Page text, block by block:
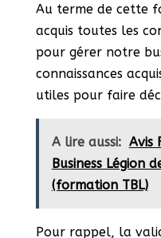
Au terme de cette
acquis toutes les
pour gérer notre
connaissances
utiles pour faire
A lire aussi: Avis
Business Légion
(formation TBL)
Pour rappel, la